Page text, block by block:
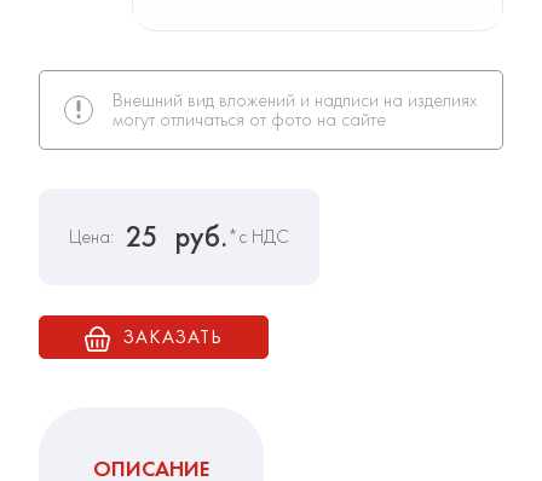
Внешний вид вложений и надписи на изделиях
могут отличаться от фото на сайте
Цена: 25 руб.*с НДС
ЗАКАЗАТЬ
ОПИСАНИЕ